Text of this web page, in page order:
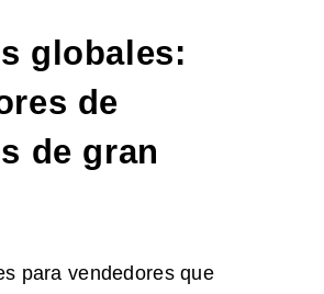
globales:
de
de gran
para vendedores que